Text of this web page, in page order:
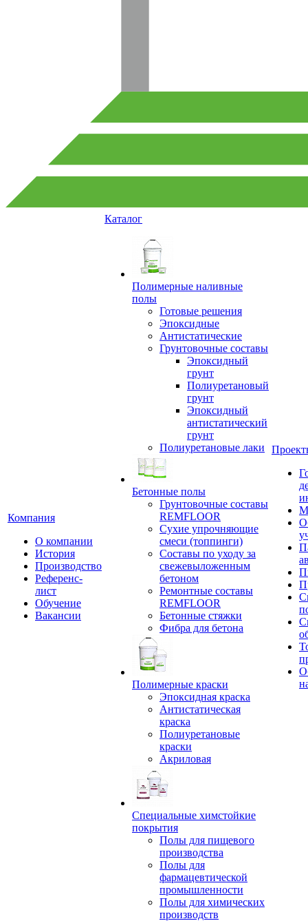
Компания
О компании
История
Производство
Референс-
лист
Обучение
Вакансии
Каталог
Полимерные наливные
полы
Готовые решения
Эпоксидные
Антистатические
Грунтовочные составы
Эпоксидный
грунт
Полиуретановый
грунт
Эпоксидный
антистатический
грунт
Полиуретановые лаки
Бетонные полы
Грунтовочные составы
REMFLOOR
Сухие упрочняющие
смеси (топпинги)
Составы по уходу за
свежевыложенным
бетоном
Ремонтные составы
REMFLOOR
Бетонные стяжки
Фибра для бетона
Полимерные краски
Эпоксидная краска
Антистатическая
краска
Полиуретановые
краски
Акриловая
Специальные химстойкие
покрытия
Полы для пищевого
производства
Полы для
фармацевтической
промышленности
Полы для химических
производств